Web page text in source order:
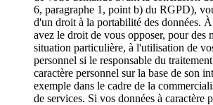
6, paragraphe 1, point b) du RGPD),
d'un droit à la portabilité des données.
avez le droit de vous opposer, pour des
situation particulière, à l'utilisation de
personnel si le responsable du
caractère personnel sur la base de son
exemple dans le cadre de la
de services. Si vos données à caractère